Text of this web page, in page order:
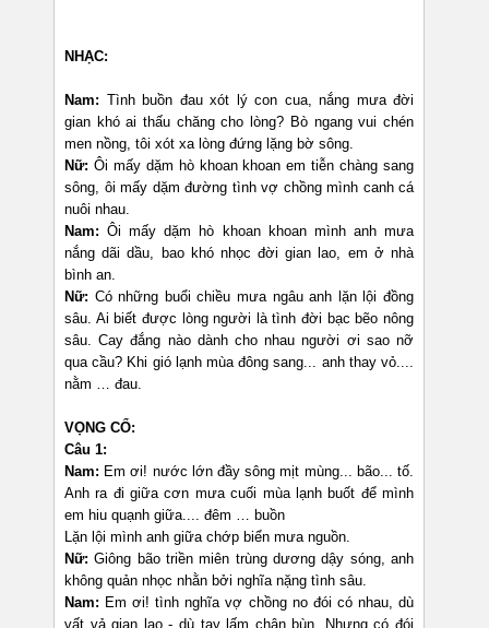
NHẠC:
Nam: Tình buồn đau xót lý con cua, nắng mưa đời
gian khó ai thấu chăng cho lòng? Bò ngang vui chén
men nồng, tôi xót xa lòng đứng lặng bờ sông.
Nữ: Ôi mấy dặm hò khoan khoan em tiễn chàng sang
sông, ôi mấy dặm đường tình vợ chồng mình canh cá
nuôi nhau.
Nam: Ôi mấy dặm hò khoan khoan mình anh mưa
nắng dãi dầu, bao khó nhọc đời gian lao, em ở nhà
bình an.
Nữ: Có những buổi chiều mưa ngâu anh lặn lội đồng
sâu. Ai biết được lòng người là tình đời bạc bẽo nông
sâu. Cay đắng nào dành cho nhau người ơi sao nỡ
qua cầu? Khi gió lạnh mùa đông sang... anh thay vỏ....
nằm … đau.
VỌNG CỔ:
Câu 1:
Nam: Em ơi! nước lớn đầy sông mịt mùng... bão... tố.
Anh ra đi giữa cơn mưa cuối mùa lạnh buốt để mình
em hiu quạnh giữa.... đêm … buồn
Lặn lội mình anh giữa chớp biển mưa nguồn.
Nữ: Giông bão triền miên trùng dương dậy sóng, anh
không quản nhọc nhằn bởi nghĩa nặng tình sâu.
Nam: Em ơi! tình nghĩa vợ chồng no đói có nhau, dù
vất vả gian lao - dù tay lấm chân bùn. Nhưng có đói